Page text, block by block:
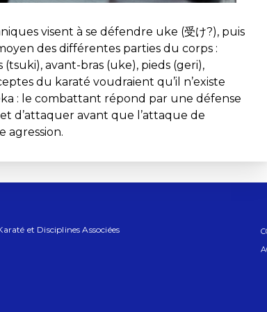
visent à se défendre uke (受け?), puis
des différentes parties du corps :
avant-bras (uke), pieds (geri),
du karaté voudraient qu’il n’existe
: le combattant répond par une défense
d’attaquer avant que l’attaque de
agression.
et Disciplines Associées